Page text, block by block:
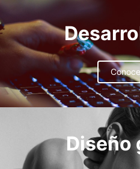
Diseño